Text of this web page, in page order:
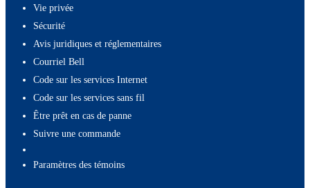
Vie privée
Sécurité
Avis juridiques et réglementaires
Courriel Bell
Code sur les services Internet
Code sur les services sans fil
Être prêt en cas de panne
Suivre une commande
paramètres des témoins